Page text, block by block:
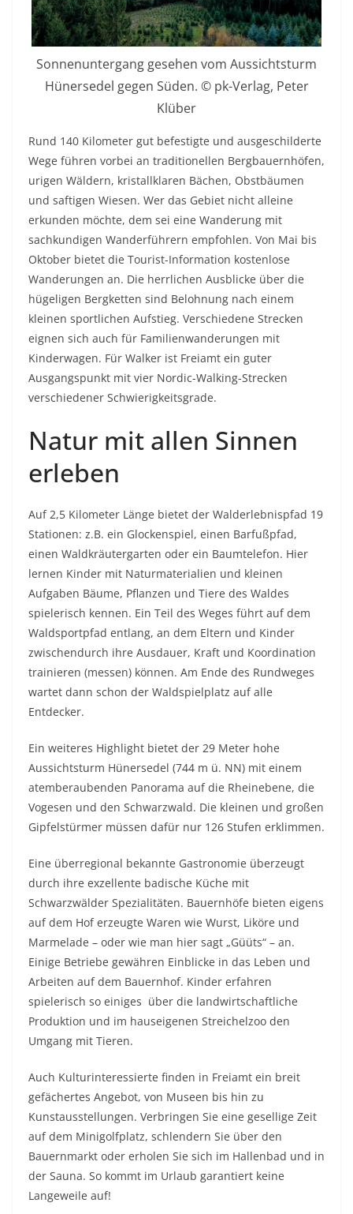
Sonnenuntergang gesehen vom Aussichtsturm
Hünersedel gegen Süden. © pk-Verlag, Peter
Klüber
Rund 140 Kilometer gut befestigte und ausgeschilderte
Wege führen vorbei an traditionellen Bergbauernhöfen,
urigen Wäldern, kristallklaren Bächen, Obstbäumen
und saftigen Wiesen. Wer das Gebiet nicht alleine
erkunden möchte, dem sei eine Wanderung mit
sachkundigen Wanderführern empfohlen. Von Mai bis
Oktober bietet die Tourist-Information kostenlose
Wanderungen an. Die herrlichen Ausblicke über die
hügeligen Bergketten sind Belohnung nach einem
kleinen sportlichen Aufstieg. Verschiedene Strecken
eignen sich auch für Familienwanderungen mit
Kinderwagen. Für Walker ist Freiamt ein guter
Ausgangspunkt mit vier Nordic-Walking-Strecken
verschiedener Schwierigkeitsgrade.
Natur mit allen Sinnen
erleben
Auf 2,5 Kilometer Länge bietet der Walderlebnispfad 19
Stationen: z.B. ein Glockenspiel, einen Barfußpfad,
einen Waldkräutergarten oder ein Baumtelefon. Hier
lernen Kinder mit Naturmaterialien und kleinen
Aufgaben Bäume, Pflanzen und Tiere des Waldes
spielerisch kennen. Ein Teil des Weges führt auf dem
Waldsportpfad entlang, an dem Eltern und Kinder
zwischendurch ihre Ausdauer, Kraft und Koordination
trainieren (messen) können. Am Ende des Rundweges
wartet dann schon der Waldspielplatz auf alle
Entdecker.
Ein weiteres Highlight bietet der 29 Meter hohe
Aussichtsturm Hünersedel (744 m ü. NN) mit einem
atemberaubenden Panorama auf die Rhein­ebene, die
Vogesen und den Schwarzwald. Die kleinen und großen
Gipfelstürmer müssen dafür nur 126 Stufen erklimmen.
Eine überregional bekannte Gastronomie überzeugt
durch ihre exzellente badische Küche mit
Schwarzwälder Spezialitäten. Bauernhöfe bieten eigens
auf dem Hof erzeugte Waren wie Wurst, Liköre und
Marmelade – oder wie man hier sagt „Güüts“ – an.
Einige Betriebe gewähren Einblicke in das Leben und
Arbeiten auf dem Bauernhof. Kinder erfahren
spielerisch so einiges über die landwirtschaftliche
Produktion und im hauseigenen Streichelzoo den
Umgang mit Tieren.
Auch Kulturinteressierte finden in Freiamt ein breit
gefächertes Angebot, von Museen bis hin zu
Kunstausstellungen. Verbringen Sie eine gesellige Zeit
auf dem Minigolfplatz, schlendern Sie über den
Bauernmarkt oder erholen Sie sich im Hallenbad und in
der Sauna. So kommt im Urlaub garantiert keine
Langeweile auf!